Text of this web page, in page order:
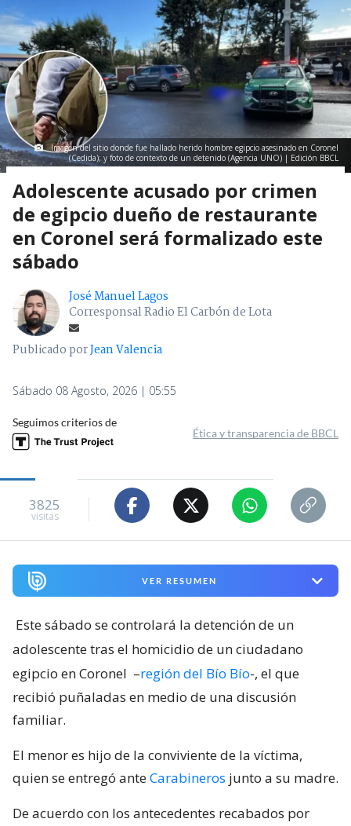
Imagen del sitio donde fue hallado herido hombre egipcio asesinado en Coronel
(Cedida); y foto de contexto de un detenido (Agencia UNO) | Edición BBCL
Adolescente acusado por crimen
de egipcio dueño de restaurante
en Coronel será formalizado este
sábado
José Manuel Lagos
Corresponsal Radio El Carbón de Lota
Publicado porJean Valencia
Sábado 08 Agosto, 2026 | 05:55
Seguimos criterios de
Ética y transparencia de BBCL
3825
visitas
VER RESUMEN
Este sábado se controlará la detención de un
adolescente tras el homicidio de un ciudadano
egipcio en Coronel –región del Bío Bío-, el que
recibió puñaladas en medio de una discusión
familiar.
El menor es hijo de la conviviente de la víctima,
quien se entregó anteCarabineros junto a su madre.
De acuerdo con los antecedentes recabados por